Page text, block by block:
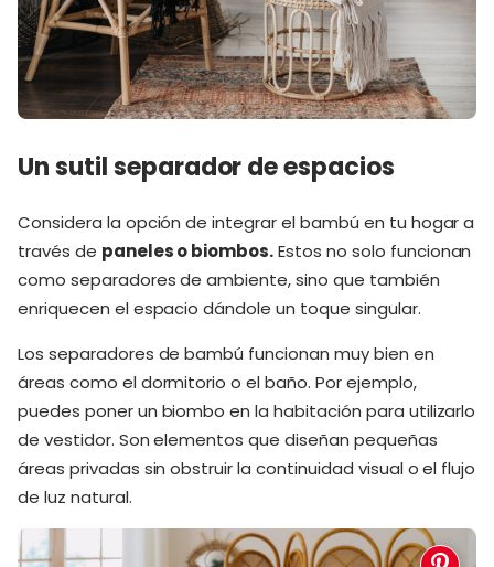
Un sutil separador de espacios
Considera la opción de integrar el bambú en tu hogar a
través de paneles o biombos.Estos no solo funcionan
como separadores de ambiente, sino que también
enriquecen el espacio dándole un toque singular.
Los separadores de bambú funcionan muy bien en
áreas como el dormitorio o el baño. Por ejemplo,
puedes poner un biombo en la habitación para utilizarlo
de vestidor. Son elementos que diseñan pequeñas
áreas privadas sin obstruir la continuidad visual o el flujo
de luz natural.